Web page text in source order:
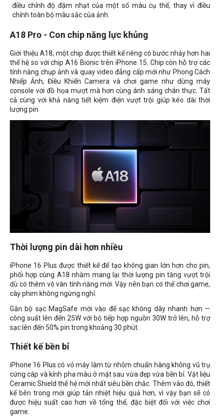
điều chỉnh độ đậm nhạt của một số màu cụ thể, thay vì điều
chỉnh toàn bộ màu sắc của ảnh.
A18 Pro - Con chip năng lực khủng
Giới thiệu A18, một chip được thiết kế riêng có bước nhảy hơn hai
thế hệ so với chip A16 Bionic trên iPhone 15. Chip còn hỗ trợ các
tính năng chụp ảnh và quay video đẳng cấp mới như Phong Cách
Nhiếp Ảnh, Điều Khiển Camera và chơi game như dùng máy
console với đồ họa mượt mà hơn cùng ánh sáng chân thực. Tất
cả cùng với khả năng tiết kiệm điện vượt trội giúp kéo dài thời
lượng pin.
Thời lượng pin dài hơn nhiều
iPhone 16 Plus được thiết kế để tạo không gian lớn hơn cho pin,
phối hợp cùng A18 nhằm mang lại thời lượng pin tăng vượt trội
dù có thêm vô vàn tính năng mới. Vậy nên bạn có thể chơi game,
cày phim không ngừng nghỉ.
Gắn bộ sạc MagSafe mới vào để sạc không dây nhanh hơn —
công suất lên đến 25W với bộ tiếp hợp nguồn 30W trở lên, hỗ trợ
sạc lên đến 50% pin trong khoảng 30 phút.
Thiết kế bền bỉ
iPhone 16 Plus có vỏ máy làm từ nhôm chuẩn hàng không vũ trụ
cứng cáp và kính pha màu ở mặt sau vừa đẹp vừa bền bỉ. Vật liệu
Ceramic Shield thế hệ mới nhất siêu bền chắc. Thêm vào đó, thiết
kế bên trong mới giúp tản nhiệt hiệu quả hơn, vì vậy bạn sẽ có
được hiệu suất cao hơn về tổng thể, đặc biệt đối với việc chơi
game.